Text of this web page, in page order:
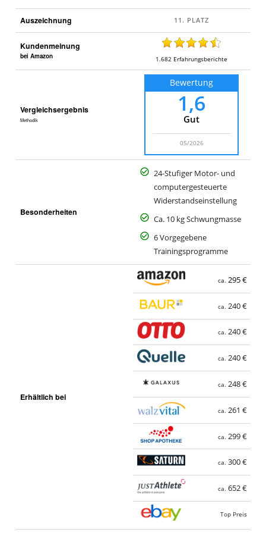
s.
e
Auszeichnung
Kundenmeinung
bei Amazon 1.682 Erfahrungsberichte
Vergleichsergebnis
Methodik
Bewertung
1,6
Gut
05/2026
Besonderheiten
24-Stufiger Motor- und
computergesteuerte
Widerstandseinstellung
Ca. 10 kg Schwungmasse
6 Vorgegebene
Trainingsprogramme
Erhältlich bei
ca. 295 €
ca. 240 €
ca. 240 €
ca. 240 €
ca. 248 €
ca. 261 €
ca. 299 €
ca. 300 €
ca. 652 €
Top Preis